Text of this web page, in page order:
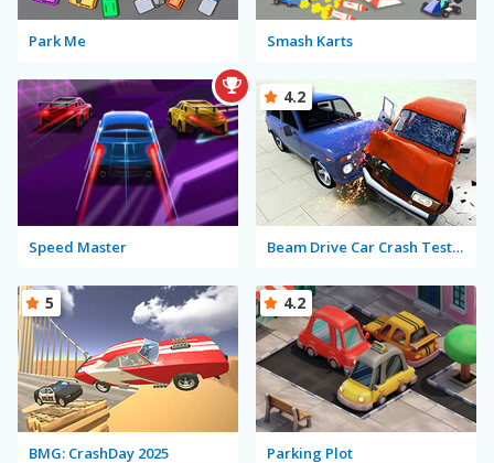
Park Me Smash Karts
Speed Master Beam Drive Car Crash Test Simulator
4.2
BMG: CrashDay 2025
5
Parking Plot
4.2